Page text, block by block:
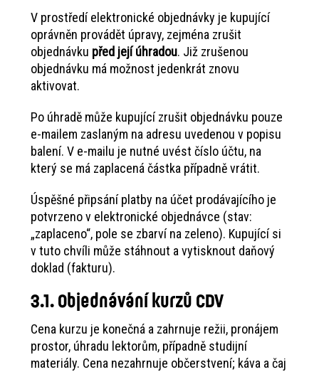
V prostředí elektronické objednávky je kupující
oprávněn provádět úpravy, zejména zrušit
objednávku před její úhradou. Již zrušenou
objednávku má možnost jedenkrát znovu
aktivovat.
Po úhradě může kupující zrušit objednávku pouze
e-mailem zaslaným na adresu uvedenou v popisu
balení. V e-mailu je nutné uvést číslo účtu, na
který se má zaplacená částka případně vrátit.
Úspěšné připsání platby na účet prodávajícího je
potvrzeno v elektronické objednávce (stav:
„zaplaceno“, pole se zbarví na zeleno). Kupující si
v tuto chvíli může stáhnout a vytisknout daňový
doklad (fakturu).
3.1. Objednávání kurzů CDV
Cena kurzu je konečná a zahrnuje režii, pronájem
prostor, úhradu lektorům, případně studijní
materiály. Cena nezahrnuje občerstvení; káva a čaj